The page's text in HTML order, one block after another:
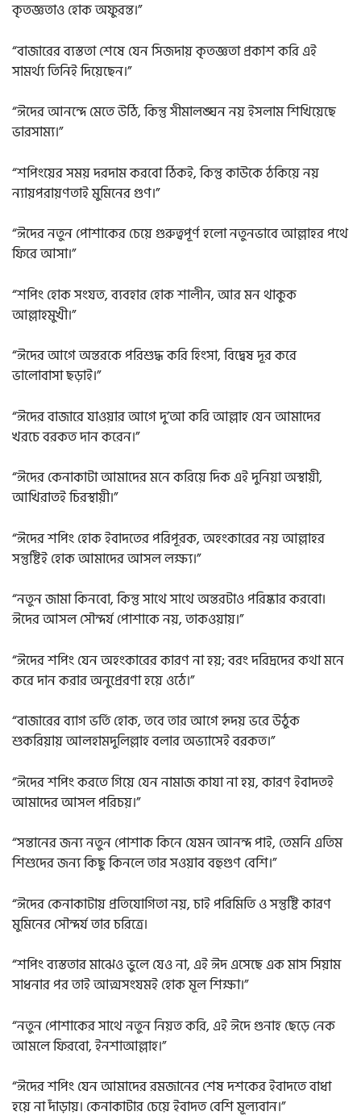
কৃতজ্ঞতাও হোক অফুরন্ত।”
“বাজারের ব্যস্ততা শেষে যেন সিজদায় কৃতজ্ঞতা প্রকাশ করি এই
সামর্থ্য তিনিই দিয়েছেন।”
“ঈদের আনন্দে মেতে উঠি, কিন্তু সীমালঙ্ঘন নয় ইসলাম শিখিয়েছে
ভারসাম্য।”
“শপিংয়ের সময় দরদাম করবো ঠিকই, কিন্তু কাউকে ঠকিয়ে নয়
ন্যায়পরায়ণতাই মুমিনের গুণ।”
“ঈদের নতুন পোশাকের চেয়ে গুরুত্বপূর্ণ হলো নতুনভাবে আল্লাহর পথে
ফিরে আসা।”
“শপিং হোক সংযত, ব্যবহার হোক শালীন, আর মন থাকুক
আল্লাহমুখী।”
“ঈদের আগে অন্তরকে পরিশুদ্ধ করি হিংসা, বিদ্বেষ দূর করে
ভালোবাসা ছড়াই।”
“ঈদের বাজারে যাওয়ার আগে দু’আ করি আল্লাহ যেন আমাদের
খরচে বরকত দান করেন।”
“ঈদের কেনাকাটা আমাদের মনে করিয়ে দিক এই দুনিয়া অস্থায়ী,
আখিরাতই চিরস্থায়ী।”
“ঈদের শপিং হোক ইবাদতের পরিপূরক, অহংকারের নয় আল্লাহর
সন্তুষ্টিই হোক আমাদের আসল লক্ষ্য।”
“নতুন জামা কিনবো, কিন্তু সাথে সাথে অন্তরটাও পরিষ্কার করবো।
ঈদের আসল সৌন্দর্য পোশাকে নয়, তাকওয়ায়।”
“ঈদের শপিং যেন অহংকারের কারণ না হয়; বরং দরিদ্রদের কথা মনে
করে দান করার অনুপ্রেরণা হয়ে ওঠে।”
“বাজারের ব্যাগ ভর্তি হোক, তবে তার আগে হৃদয় ভরে উঠুক
শুকরিয়ায় আলহামদুলিল্লাহ বলার অভ্যাসেই বরকত।”
“ঈদের শপিং করতে গিয়ে যেন নামাজ কাযা না হয়, কারণ ইবাদতই
আমাদের আসল পরিচয়।”
“সন্তানের জন্য নতুন পোশাক কিনে যেমন আনন্দ পাই, তেমনি এতিম
শিশুদের জন্য কিছু কিনলে তার সওয়াব বহুগুণ বেশি।”
“ঈদের কেনাকাটায় প্রতিযোগিতা নয়, চাই পরিমিতি ও সন্তুষ্টি কারণ
মুমিনের সৌন্দর্য তার চরিত্রে।
“শপিং ব্যস্ততার মাঝেও ভুলে যেও না, এই ঈদ এসেছে এক মাস সিয়াম
সাধনার পর তাই আত্মসংযমই হোক মূল শিক্ষা।”
“নতুন পোশাকের সাথে নতুন নিয়ত করি, এই ঈদে গুনাহ ছেড়ে নেক
আমলে ফিরবো, ইনশাআল্লাহ।”
“ঈদের শপিং যেন আমাদের রমজানের শেষ দশকের ইবাদতে বাধা
হয়ে না দাঁড়ায়। কেনাকাটার চেয়ে ইবাদত বেশি মূল্যবান।”